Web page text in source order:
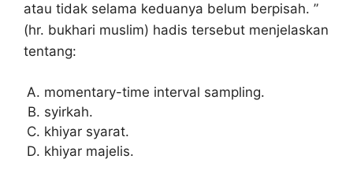
atau tidak selama keduanya belum berpisah. ”
(hr. bukhari muslim) hadis tersebut menjelaskan
tentang:
momentary-time interval sampling.
syirkah.
khiyar syarat.
khiyar majelis.